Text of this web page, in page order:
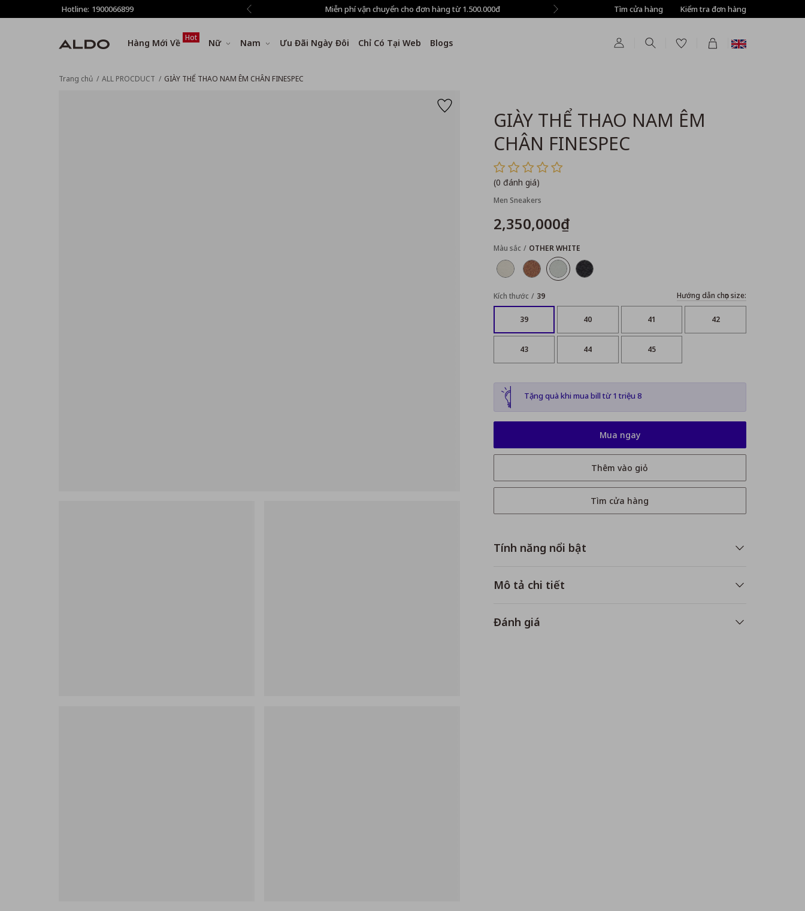
Hotline: 1900066899
thêm 8% tất cả sản phẩm ở bước Thanh toán Miễn phí vận chuyển cho đơn hàng từ 1.500.000đ Tự động giảm thêm 8% tất cả sản phẩm ở bước
Tìm cửa hàng Kiểm tra đơn hàng
Hàng Mới Về Hot Nữ Nam Ưu Đãi Ngày Đôi Chỉ Có Tại Web Blogs
Trang chủ ALL PROCDUCT GIÀY THỂ THAO NAM ÊM CHÂN FINESPEC
GIÀY THỂ THAO NAM ÊM
CHÂN FINESPEC
(0 đánh giá)
Men Sneakers
2,350,000₫
Màu sắc OTHER WHITE
Kích thước 39 Hướng dẫn chọn size:
39 40 41 42
43 44 45
Tính năng nổi bật
Mô tả chi tiết
Đánh giá
Tặng quà khi mua bill từ 1 triệu 8
Mua ngay
Thêm vào giỏ
Tìm cửa hàng